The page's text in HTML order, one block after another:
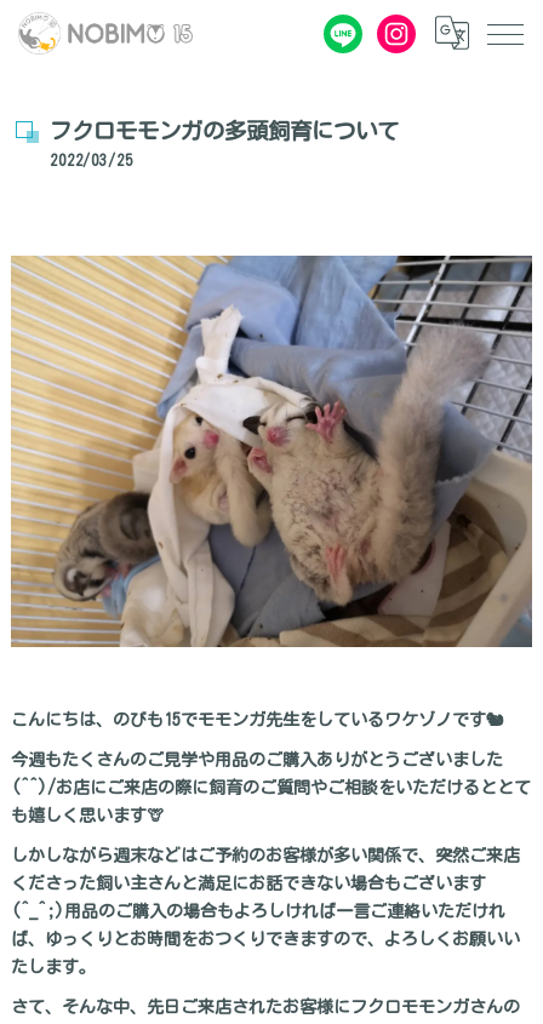
フクロモモンガの多頭飼育について
2022/03/25
こんにちは、のびも15でモモンガ先生をしているワケゾノです🐿
今週もたくさんのご見学や用品のご購入ありがとうございました
(^^)/お店にご来店の際に飼育のご質問やご相談をいただけるととて
も嬉しく思います🦒
しかしながら週末などはご予約のお客様が多い関係で、突然ご来店
くださった飼い主さんと満足にお話できない場合もございます
(^_^;)用品のご購入の場合もよろしければ一言ご連絡いただけれ
ば、ゆっくりとお時間をおつくりできますので、よろしくお願いい
たします。
さて、そんな中、先日ご来店されたお客様にフクロモモンガさんの